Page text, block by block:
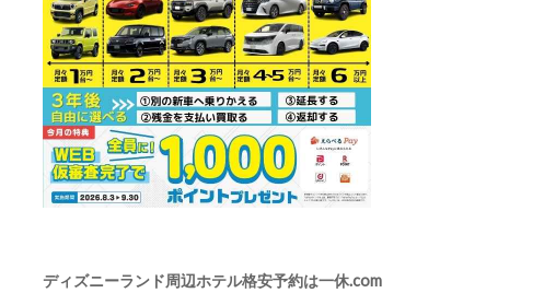
ディズニーランド周辺ホテル格安予約は一休.com